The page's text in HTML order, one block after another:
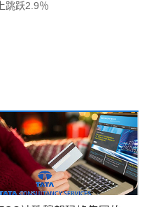
上跳跃2.9％